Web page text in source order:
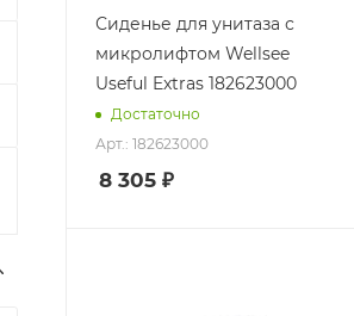
Сиденье для унитаза с
микролифтом Wellsee
Useful Extras 182623000
Достаточно
Арт.: 182623000
8 305 ₽